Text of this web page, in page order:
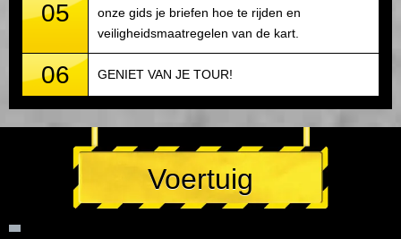
05
onze gids je briefen hoe te rijden en
veiligheidsmaatregelen van de kart.
06 GENIET VAN JE TOUR!
Voertuig